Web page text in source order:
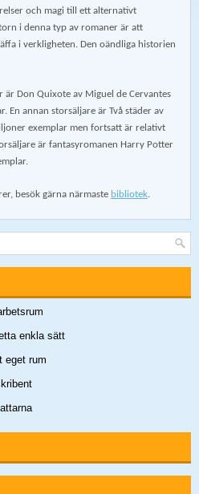
och magi till ett alternativt
i denna typ av romaner är att
i verkligheten. Den oändliga historien
är Don Quixote av Miguel de Cervantes
En annan storsäljare är Två städer av
exemplar men fortsatt är relativt
är fantasyromanen Harry Potter
besök gärna närmaste bibliotek.
enkla sätt
eget rum